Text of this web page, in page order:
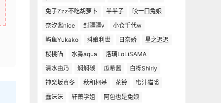
兔子Zzz不吃胡萝卜
半半子
咬一口兔娘
奈汐酱nice
封疆疆v
小仓千代w
屿鱼Yukako
抖娘利世 日奈娇
星之迟迟
桜桃喵
水淼aqua
洛璃LoLiSAMA
清水由乃
焖焖碳 瓜希酱
白栎Shirly
神楽坂真冬
秋和柯基 花铃
蜜汁猫裘
蠢沫沫
轩萧学姐
阿包也是兔娘